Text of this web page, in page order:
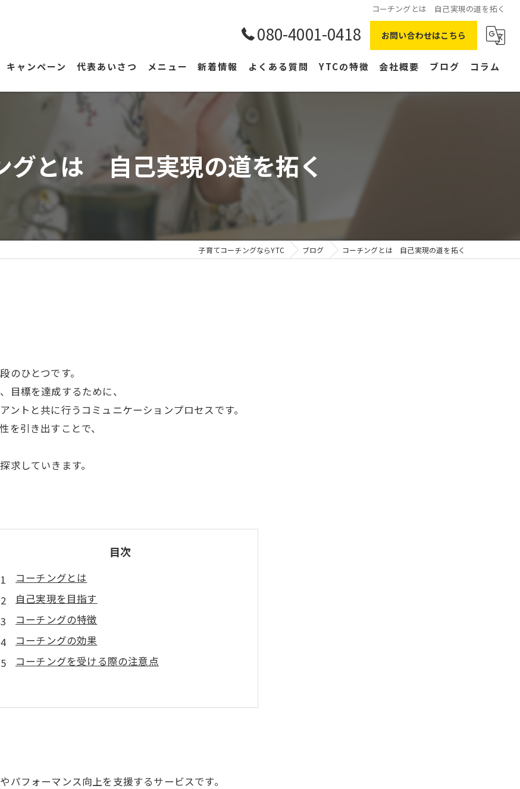
コーチングとは 自己実現の道を拓く
080-4001-0418 お問い合わせはこちら
キャンペーン 代表あいさつ メニュー 新着情報 よくある質問 YTCの特徴
右脳
会社概要 ブログ コラム
グとは 自己実現の道を拓く
子育てコーチングならYTC ブログ コーチングとは 自己実現の道を拓く
のひとつです。
目標を達成するために、
トと共に行うコミュニケーションプロセスです。
を引き出すことで、
求していきます。
目次
コーチングとは
自己実現を目指す
コーチングの特徴
コーチングの効果
コーチングを受ける際の注意点
フォーマンス向上を支援するサービスです。